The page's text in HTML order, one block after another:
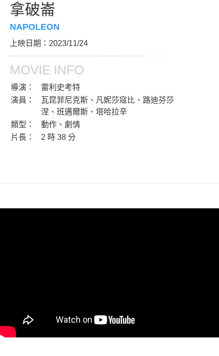
拿破崙
NAPOLEON
上映日期：2023/11/24
MOVIE INFO
導演：
雷利史考特
演員：
瓦昆菲尼克斯、凡妮莎寇比、路迪芬莎
涅、班邁爾斯、塔哈拉辛
類型：
動作、劇情
片長：
2 時 38 分